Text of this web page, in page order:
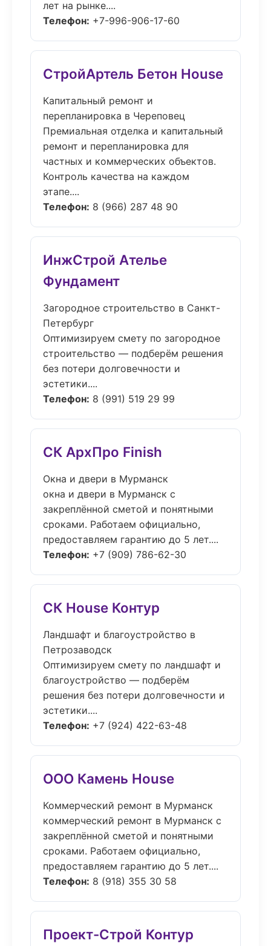
лет на рынке....
Телефон: +7-996-906-17-60
СтройАртель Бетон House
Капитальный ремонт и
перепланировка в Череповец
Премиальная отделка и капитальный
ремонт и перепланировка для
частных и коммерческих объектов.
Контроль качества на каждом
этапе....
Телефон: 8 (966) 287 48 90
ИнжСтрой Ателье
Фундамент
Загородное строительство в Санкт-
Петербург
Оптимизируем смету по загородное
строительство — подберём решения
без потери долговечности и
эстетики....
Телефон: 8 (991) 519 29 99
СК АрхПро Finish
Окна и двери в Мурманск
окна и двери в Мурманск с
закреплённой сметой и понятными
сроками. Работаем официально,
предоставляем гарантию до 5 лет....
Телефон: +7 (909) 786-62-30
СК House Контур
Ландшафт и благоустройство в
Петрозаводск
Оптимизируем смету по ландшафт и
благоустройство — подберём
решения без потери долговечности и
эстетики....
Телефон: +7 (924) 422-63-48
ООО Камень House
Коммерческий ремонт в Мурманск
коммерческий ремонт в Мурманск с
закреплённой сметой и понятными
сроками. Работаем официально,
предоставляем гарантию до 5 лет....
Телефон: 8 (918) 355 30 58
Проект-Строй Контур